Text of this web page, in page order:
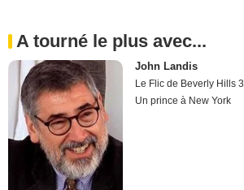
A tourné le plus avec...
John Landis
Le Flic de Beverly Hills 3
Un prince à New York